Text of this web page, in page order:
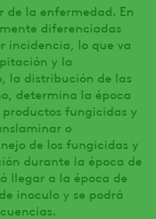
de la enfermedad. En
diferenciadas
incidencia, lo que va
y la
la distribución de las
determina la época
fungicidas y
o
de los fungicidas y
durante la época de
llegar a la época de
inoculo y se podrá